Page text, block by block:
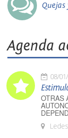
Quejas
Agenda
08/
OTRAS